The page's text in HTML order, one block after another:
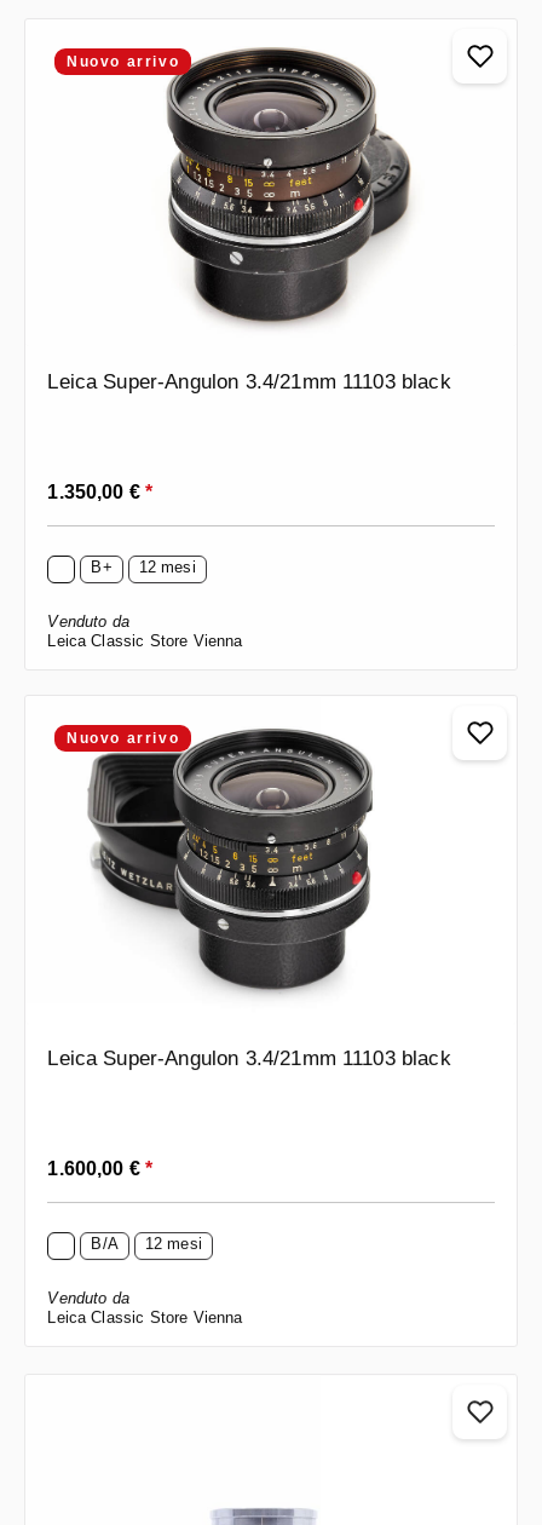
Nuovo arrivo
Leica Super-Angulon 3.4/21mm 11103 black
Prezzo normale:
1.350,00 €*
B+ 12 mesi
Venduto da
Leica Classic Store Vienna
Nuovo arrivo
Leica Super-Angulon 3.4/21mm 11103 black
Prezzo normale:
1.600,00 €*
B/A 12 mesi
Venduto da
Leica Classic Store Vienna